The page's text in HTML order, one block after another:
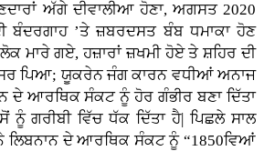
ਅੱਗੇ ਦੀਵਾਲੀਆ ਹੋਣਾ, ਅਗਸਤ 2020
ਬੰਦਰਗਾਹ ’ਤੇ ਜ਼ਬਰਦਸਤ ਬੰਬ ਧਮਾਕਾ ਹੋਣ
ਮਾਰੇ ਗਏ, ਹਜ਼ਾਰਾਂ ਜ਼ਖਮੀ ਹੋਏ ਤੇ ਸ਼ਹਿਰ ਦੀ
ਪਿਆ; ਯੂਕਰੇਨ ਜੰਗ ਕਾਰਨ ਵਧੀਆਂ ਅਨਾਜ
ਦੇ ਆਰਥਿਕ ਸੰਕਟ ਨੂੰ ਹੋਰ ਗੰਭੀਰ ਬਣਾ ਦਿੱਤਾ
ਨੂੰ ਗਰੀਬੀ ਵਿੱਚ ਧੱਕ ਦਿੱਤਾ ਹੈ| ਪਿਛਲੇ ਸਾਲ
ਲਿਬਨਾਨ ਦੇ ਆਰਥਿਕ ਸੰਕਟ ਨੂੰ “1850ਵਿਆਂ